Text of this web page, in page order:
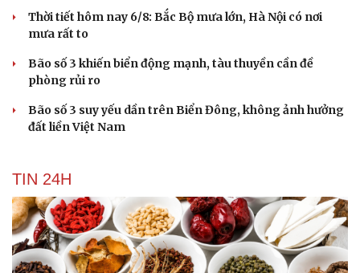
Thời tiết hôm nay 6/8: Bắc Bộ mưa lớn, Hà Nội có nơi
mưa rất to
Bão số 3 khiến biển động mạnh, tàu thuyền cần đề
phòng rủi ro
Bão số 3 suy yếu dần trên Biển Đông, không ảnh hưởng
đất liền Việt Nam
TIN 24H